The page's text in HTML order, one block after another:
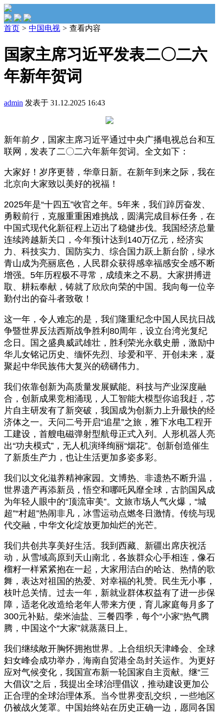
首页 > 中国电视 > 查看内容
国家主席习近平发表二〇二六
年新年贺词
admin 发表于 31.12.2025 16:43
新年前夕，国家主席习近平通过中央广播电视总台和互
联网，发表了二〇二六年新年贺词。全文如下：
大家好！岁序更替，华章日新。在新年到来之际，我在
北京向大家致以美好的祝福！
2025年是“十四五”收官之年。5年来，我们踔厉奋发、
勇毅前行，克服重重困难挑战，圆满完成目标任务，在
中国式现代化新征程上迈出了稳健步伐。我国经济总量
连续跨越新关口，今年预计达到140万亿元，经济实
力、科技实力、国防实力、综合国力跃上新台阶，绿水
青山成为亮丽底色，人民群众获得感幸福感安全感不断
增强。5年历程极不寻常，成绩来之不易。大家拼搏进
取、耕耘奉献，铸就了欣欣向荣的中国。我向每一位辛
勤付出的奋斗者致敬！
这一年，令人难忘的是，我们隆重纪念中国人民抗日战
争暨世界反法西斯战争胜利80周年，设立台湾光复纪
念日。国之盛典威武雄壮，胜利荣光永载史册，激励中
华儿女铭记历史、缅怀先烈、珍爱和平、开创未来，凝
聚起中华民族伟大复兴的磅礴伟力。
我们依靠创新为高质量发展赋能。科技与产业深度融
合，创新成果竞相涌现，人工智能大模型你追我赶，芯
片自主研发有了新突破，我国成为创新力上升最快的经
济体之一。天问二号开启“追星”之旅，雅下水电工程开
工建设，首艘电磁弹射型航母正式入列。人形机器人亮
出“功夫模式”，无人机演绎绚丽“烟花”。创新创造催生
了新质生产力，也让生活更加多姿多彩。
我们以文化滋养精神家园。文博热、非遗热不断升温，
世界遗产再添新员，悟空和哪吒风靡全球，古韵国风成
为年轻人眼中的“顶流审美”。文旅市场人气火爆，“城
超”“村超”热闹非凡，冰雪运动点燃冬日激情。传统与现
代交融，中华文化绽放更加灿烂的光芒。
我们共创共享美好生活。我到西藏、新疆出席庆祝活
动，从雪域高原到天山南北，各族群众心手相连，像石
榴籽一样紧紧抱在一起，大家用洁白的哈达、热情的歌
舞，表达对祖国的热爱、对幸福的礼赞。民生无小事，
枝叶总关情。过去一年，新就业群体权益有了进一步保
障，适老化改造给老年人带来方便，育儿家庭每月多了
300元补贴。柴米油盐、三餐四季，每个“小家”热气腾
腾，中国这个“大家”就蒸蒸日上。
我们继续敞开胸怀拥抱世界。上合组织天津峰会、全球
妇女峰会成功举办，海南自贸港全岛封关运作。为更好
应对气候变化，我国宣布新一轮国家自主贡献。继“三
大倡议”之后，我提出全球治理倡议，推动建设更加公
正合理的全球治理体系。当今世界变乱交织，一些地区
仍被战火笼罩。中国始终站在历史正确一边，愿同各国